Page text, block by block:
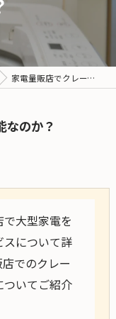
家電量販店でクレーン搬入は可能なのか？
なのか？
大型家電を
について詳
でのクレー
ついてご紹介